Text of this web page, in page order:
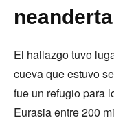
El hallazgo tuvo
cueva que estuvo
fue un refugio para
Eurasia entre 200